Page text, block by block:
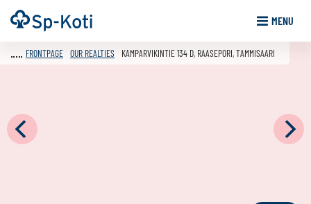
Go
to
Frontpage MENU
FRONTPAGE OUR REALTIES KAMPARVIKINTIE 134 D, RAASEPORI, TAMMISAARI